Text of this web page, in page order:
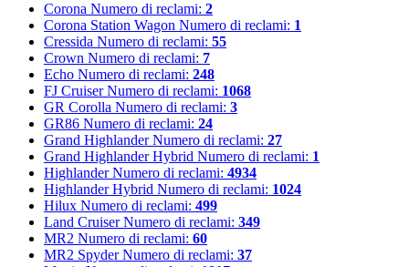
Corona Numero di reclami: 2
Corona Station Wagon Numero di reclami: 1
Cressida Numero di reclami: 55
Crown Numero di reclami: 7
Echo Numero di reclami: 248
FJ Cruiser Numero di reclami: 1068
GR Corolla Numero di reclami: 3
GR86 Numero di reclami: 24
Grand Highlander Numero di reclami: 27
Grand Highlander Hybrid Numero di reclami: 1
Highlander Numero di reclami: 4934
Highlander Hybrid Numero di reclami: 1024
Hilux Numero di reclami: 499
Land Cruiser Numero di reclami: 349
MR2 Numero di reclami: 60
MR2 Spyder Numero di reclami: 37